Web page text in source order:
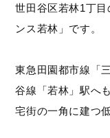
世田谷区若林1丁
ンス若林」です。
東急田園都市線「
谷線「若林」駅へ
宅街の一角に建つ